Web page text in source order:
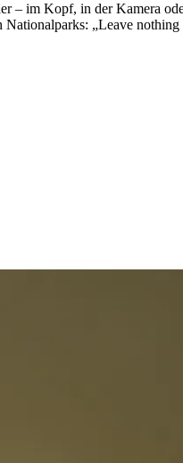
im Kopf, in der Kamera
Nationalparks: „Leave